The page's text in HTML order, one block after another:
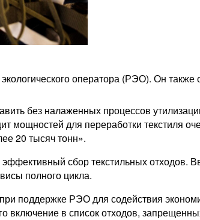
оператора (РЭО). Он также
без налаженных процессов
мощностей для переработки текстиля
20 тысяч тонн».
сбор текстильных отходов.
полного цикла.
поддержке РЭО для содействия
включение в список отходов,